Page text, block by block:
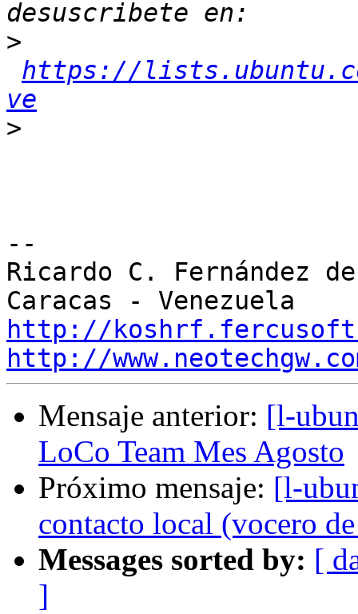
>
https://
ve
>
--
Ricardo C. Fernández
http://
http://
Mensaje anterior: [l-
LoCo Team Mes Agosto
Próximo mensaje: [l-
contacto local (vocero
Messages sorted by: [
]